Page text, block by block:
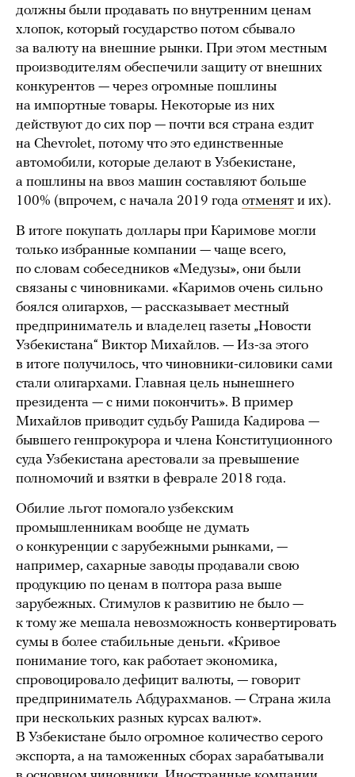
должны были продавать по внутренним ценам
хлопок, который государство потом сбывало
за валюту на внешние рынки. При этом местным
производителям обеспечили защиту от внешних
конкурентов — через огромные пошлины
на импортные товары. Некоторые из них
действуют до сих пор — почти вся страна ездит
на Chevrolet, потому что это единственные
автомобили, которые делают в Узбекистане,
а пошлины на ввоз машин составляют больше
100% (впрочем, с начала 2019 года отменят и их).
В итоге покупать доллары при Каримове могли
только избранные компании — чаще всего,
по словам собеседников «Медузы», они были
связаны с чиновниками. «Каримов очень сильно
боялся олигархов, — рассказывает местный
предприниматель и владелец газеты „Новости
Узбекистана“ Виктор Михайлов. — Из-за этого
в итоге получилось, что чиновники-силовики сами
стали олигархами. Главная цель нынешнего
президента — с ними покончить». В пример
Михайлов приводит судьбу Рашида Кадирова —
бывшего генпрокурора и члена Конституционного
суда Узбекистана арестовали за превышение
полномочий и взятки в феврале 2018 года.
Обилие льгот помогало узбекским
промышленникам вообще не думать
о конкуренции с зарубежными рынками, —
например, сахарные заводы продавали свою
продукцию по ценам в полтора раза выше
зарубежных. Стимулов к развитию не было —
к тому же мешала невозможность конвертировать
сумы в более стабильные деньги. «Кривое
понимание того, как работает экономика,
спровоцировало дефицит валюты, — говорит
предприниматель Абдурахманов. — Страна жила
при нескольких разных курсах валют».
В Узбекистане было огромное количество серого
экспорта, а на таможенных сборах зарабатывали